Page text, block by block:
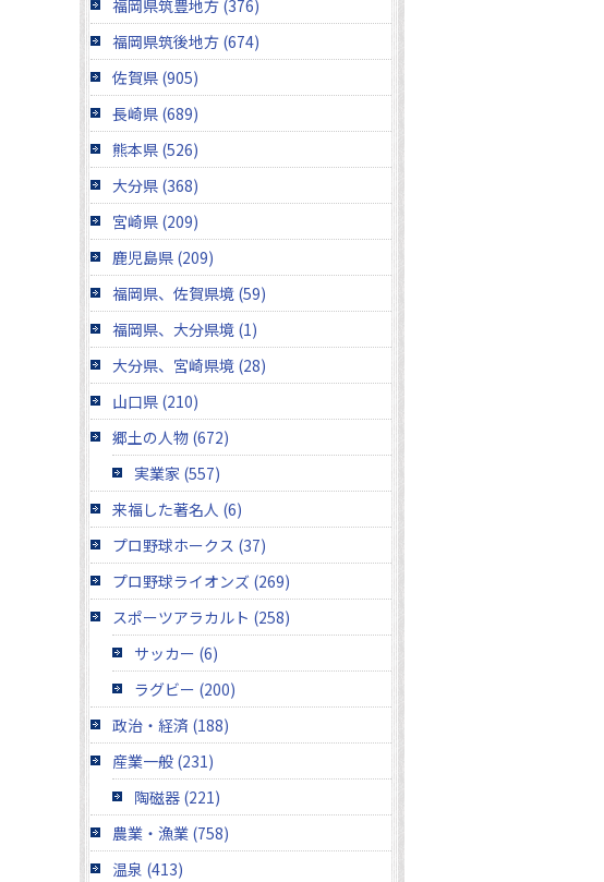
福岡県筑豊地方 (376)
福岡県筑後地方 (674)
佐賀県 (905)
長崎県 (689)
熊本県 (526)
大分県 (368)
宮崎県 (209)
鹿児島県 (209)
福岡県、佐賀県境 (59)
福岡県、大分県境 (1)
大分県、宮崎県境 (28)
山口県 (210)
郷土の人物 (672)
実業家 (557)
来福した著名人 (6)
プロ野球ホークス (37)
プロ野球ライオンズ (269)
スポーツアラカルト (258)
サッカー (6)
ラグビー (200)
政治・経済 (188)
産業一般 (231)
陶磁器 (221)
農業・漁業 (758)
温泉 (413)